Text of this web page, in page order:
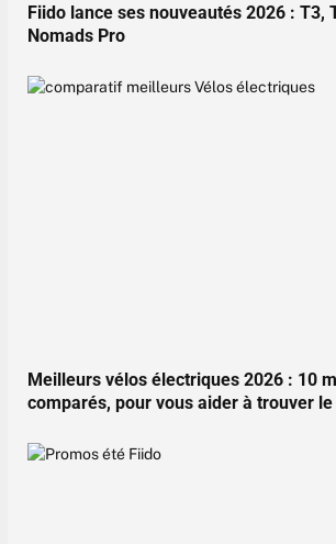
Fiido lance ses nouveautés 2026 : T3,
Nomads Pro
Meilleurs vélos électriques 2026 : 10
comparés, pour vous aider à trouver